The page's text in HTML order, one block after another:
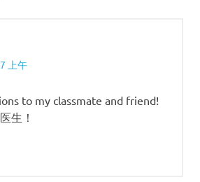
上午
to my classmate and friend!
生！